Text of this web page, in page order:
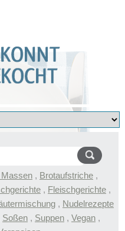
Massen , Brotaufstriche ,
, Fleischgerichte ,
, Nudelrezepte
Soßen , Suppen , Vegan ,